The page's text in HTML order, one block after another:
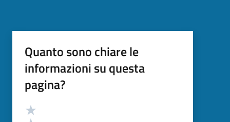
Quanto sono chiare le
informazioni su questa
pagina?
Valutazione